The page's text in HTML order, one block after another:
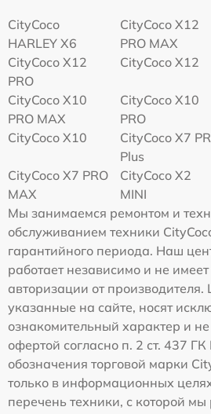
CityCoco
HARLEY X6
CityCoco X12
PRO MAX
CityCoco X12
PRO
CityCoco X12
CityCoco X10
PRO MAX
CityCoco X10
PRO
CityCoco X10
CityCoco X7
Plus
CityCoco X7 PRO
MAX
CityCoco X2
MINI
Мы занимаемся ремонтом и
обслуживанием техники
гарантийного периода. Наш
работает независимо и не
авторизации от
указанные на сайте, носят
ознакомительный характер и
офертой согласно п. 2 ст. 437
обозначения торговой марки
только в информационных
перечень техники, с которой